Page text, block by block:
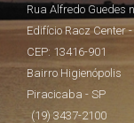
Rua Alfredo Guedes
Edifício Racz Center
CEP: 13416-901
Bairro Higienópolis
Piracicaba - SP
(19) 3437-2100